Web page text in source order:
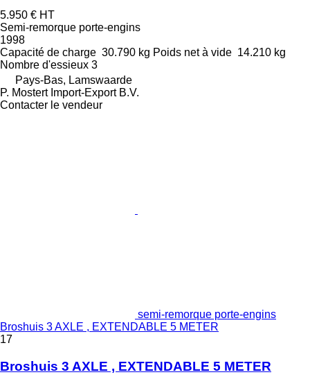
5.950 € HT
Semi-remorque porte-engins
1998
Capacité de charge 30.790 kg Poids net à vide 14.210 kg
Nombre d'essieux 3
Pays-Bas, Lamswaarde
P. Mostert Import-Export B.V.
Contacter le vendeur
semi-remorque porte-engins
Broshuis 3 AXLE , EXTENDABLE 5 METER
17
Broshuis 3 AXLE , EXTENDABLE 5 METER